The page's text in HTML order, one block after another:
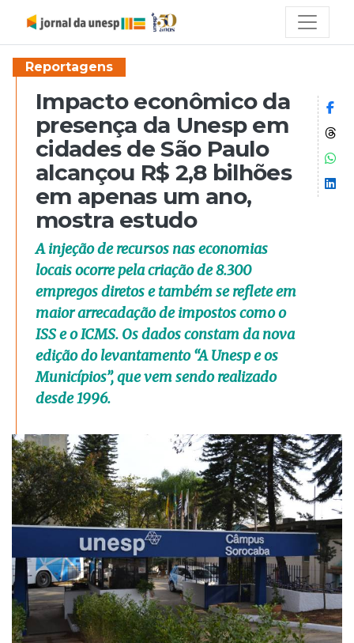
Reportagens
Impacto econômico da
presença da Unesp em
cidades de São Paulo
alcançou R$ 2,8 bilhões
em apenas um ano,
mostra estudo
A injeção de recursos nas economias
locais ocorre pela criação de 8.300
empregos diretos e também se reflete em
maior arrecadação de impostos como o
ISS e o ICMS. Os dados constam da nova
edição do levantamento “A Unesp e os
Municípios”, que vem sendo realizado
desde 1996.